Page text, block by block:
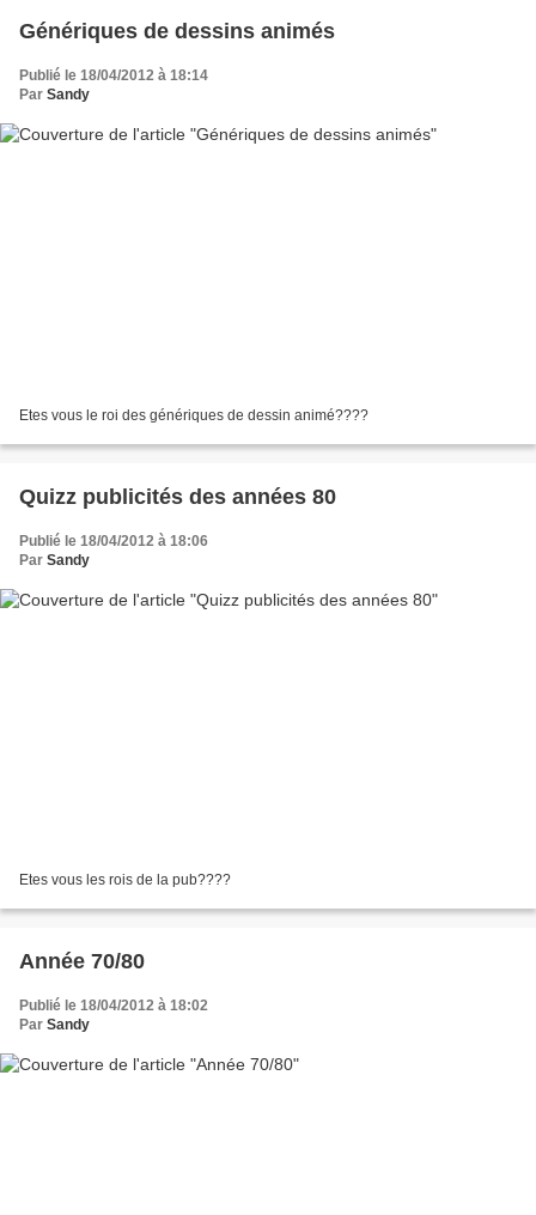
Génériques de dessins animés
Publié le 18/04/2012 à 18:14
Par Sandy
Etes vous le roi des génériques de dessin animé????
Quizz publicités des années 80
Publié le 18/04/2012 à 18:06
Par Sandy
Etes vous les rois de la pub????
Année 70/80
Publié le 18/04/2012 à 18:02
Par Sandy